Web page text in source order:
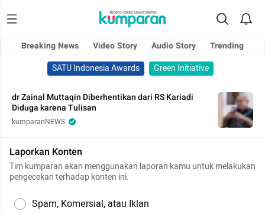
Breaking News Video Story Audio Story
Trending
SATU Indonesia Awards
Green Initiative
dr Zainal Muttaqin Diberhentikan dari RS Kariadi
Diduga karena Tulisan
kumparanNEWS
Laporkan Konten
Tim kumparan akan menggunakan laporan kamu untuk melakukan
pengecekan terhadap konten ini.
Spam, Komersial, atau Iklan